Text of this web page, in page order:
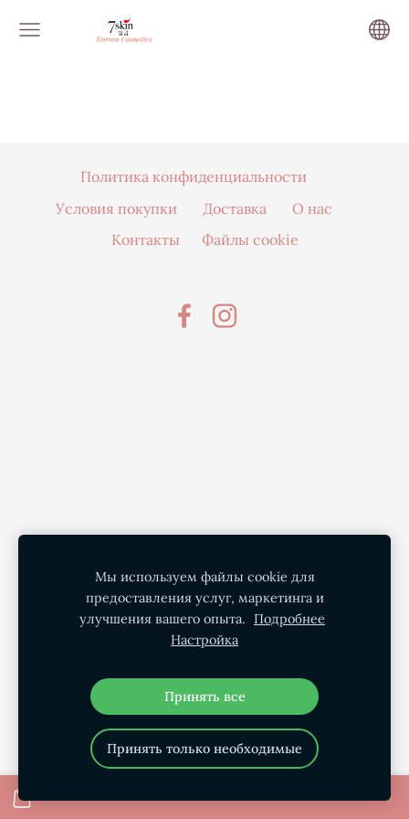
Политика конфиденциальности
Условия покупки
Доставка
О нас
Контакты
Файлы cookie
Мы используем файлы cookie для
предоставления услуг, маркетинга и
улучшения вашего опыта.
Подробнее
Настройка
Принять все
Принять только необходимые